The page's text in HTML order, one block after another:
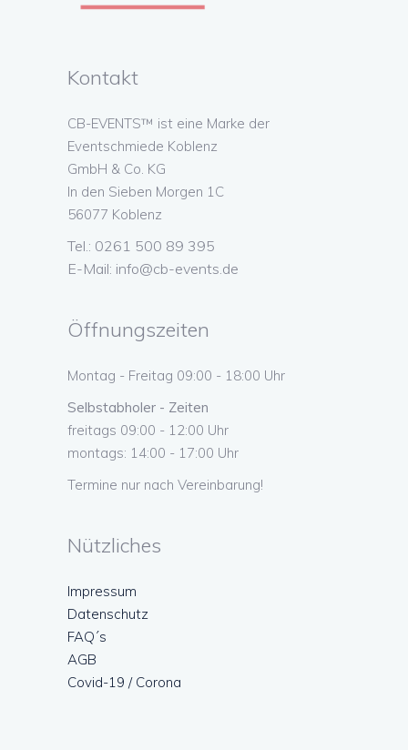
Kontakt
CB-EVENTS™ ist eine Marke der
Eventschmiede Koblenz
GmbH & Co. KG
In den Sieben Morgen 1C
56077 Koblenz
Tel.: 0261 500 89 395
E-Mail: info@cb-events.de
Öffnungszeiten
Montag - Freitag 09:00 - 18:00 Uhr
Selbstabholer - Zeiten
freitags 09:00 - 12:00 Uhr
montags: 14:00 - 17:00 Uhr
Termine nur nach Vereinbarung!
Nützliches
Impressum
Datenschutz
FAQ´s
AGB
Covid-19 / Corona